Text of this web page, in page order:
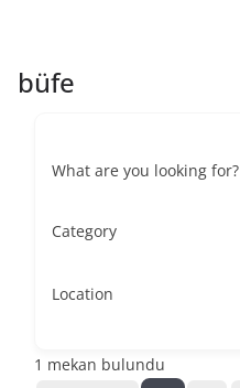
büfe
What are you looking for?
Category
Location
1 mekan bulundu